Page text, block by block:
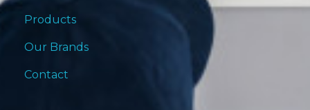
Products
Our Brands
Contact